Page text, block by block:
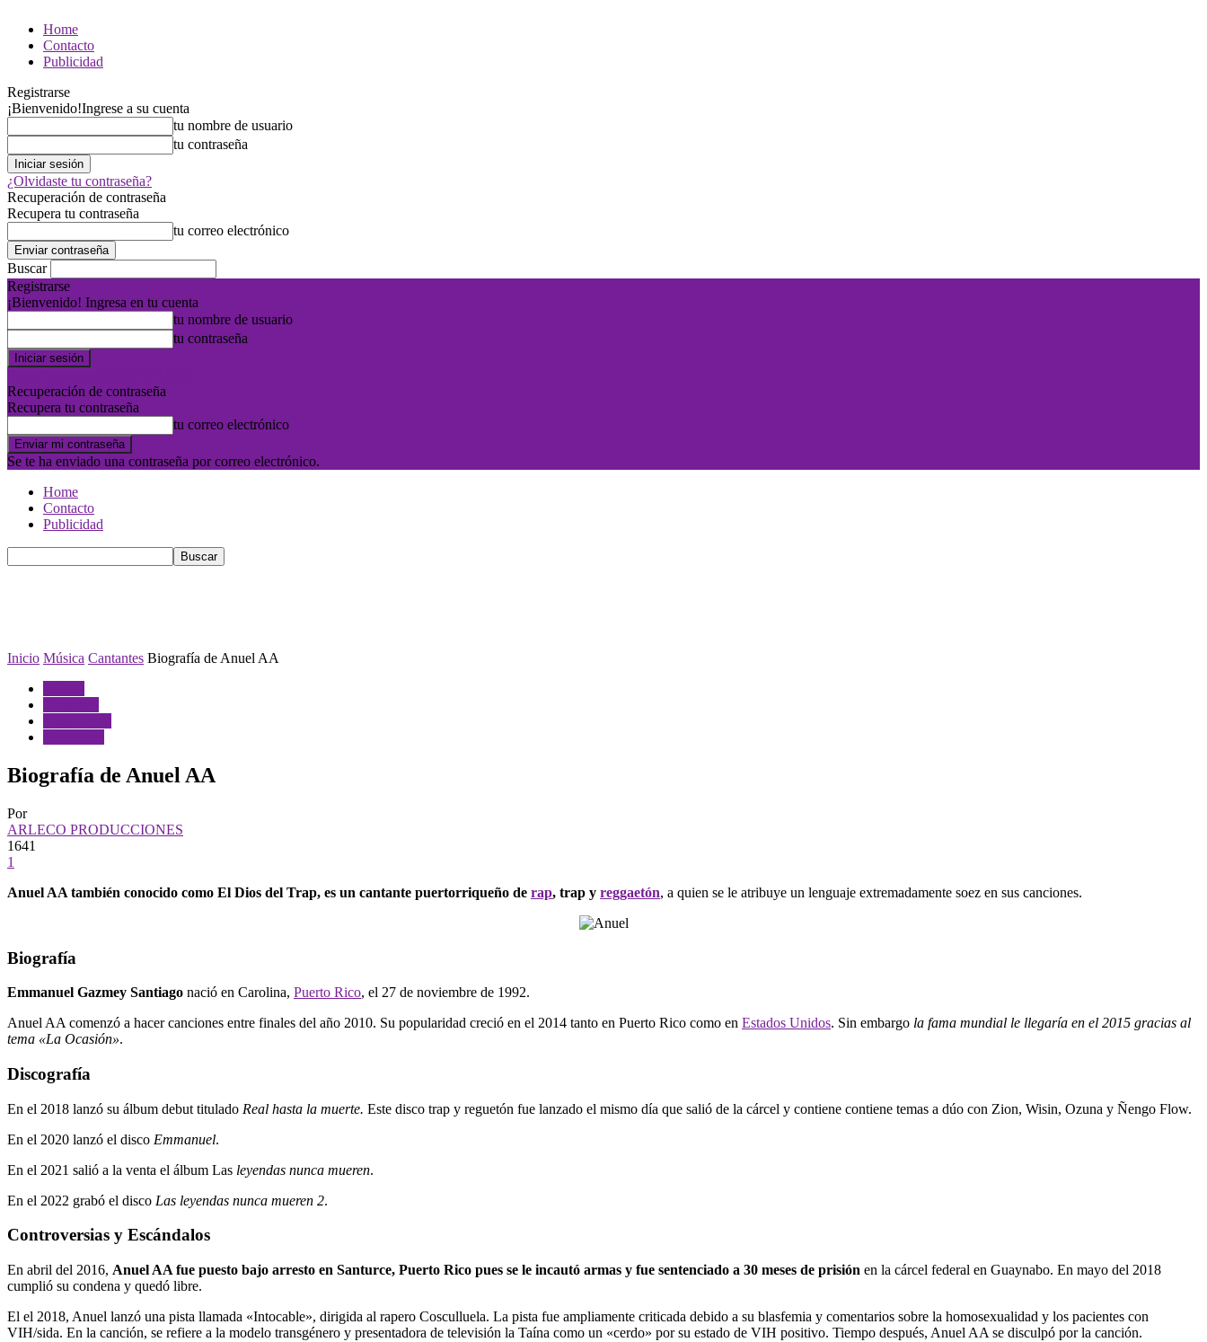
Home
Contacto
Publicidad
Registrarse
¡Bienvenido!Ingrese a su cuenta
tu nombre de usuario
tu contraseña
¿Olvidaste tu contraseña?
Recuperación de contraseña
Recupera tu contraseña
tu correo electrónico
Buscar
Registrarse
¡Bienvenido! Ingresa en tu cuenta
tu nombre de usuario
tu contraseña
Recuperación de contraseña
Recupera tu contraseña
tu correo electrónico
Se te ha enviado una contraseña por correo electrónico.
Home
Contacto
Publicidad
Inicio Música Cantantes Biografía de Anuel AA
Biografía de Anuel AA
Por
ARLECO PRODUCCIONES
1641
1
Anuel AA también conocido como El Dios del Trap, es un cantante puertorriqueño de rap, trap y reggaetón, a quien se le atribuye un lenguaje extremadamente soez en sus canciones.
Biografía
Emmanuel Gazmey Santiago nació en Carolina, Puerto Rico, el 27 de noviembre de 1992.
Anuel AA comenzó a hacer canciones entre finales del año 2010. Su popularidad creció en el 2014 tanto en Puerto Rico como en Estados Unidos. Sin embargo la fama mundial le llegaría en el 2015 gracias al
tema «La Ocasión».
Discografía
En el 2018 lanzó su álbum debut titulado Real hasta la muerte. Este disco trap y reguetón fue lanzado el mismo día que salió de la cárcel y contiene contiene temas a dúo con Zion, Wisin, Ozuna y Ñengo Flow.
En el 2020 lanzó el disco Emmanuel.
En el 2021 salió a la venta el álbum Las leyendas nunca mueren.
En el 2022 grabó el disco Las leyendas nunca mueren 2.
Controversias y Escándalos
En abril del 2016, Anuel AA fue puesto bajo arresto en Santurce, Puerto Rico pues se le incautó armas y fue sentenciado a 30 meses de prisión en la cárcel federal en Guaynabo. En mayo del 2018
cumplió su condena y quedó libre.
El el 2018, Anuel lanzó una pista llamada «Intocable», dirigida al rapero Cosculluela. La pista fue ampliamente criticada debido a su blasfemia y comentarios sobre la homosexualidad y los pacientes con
VIH/sida. En la canción, se refiere a la modelo transgénero y presentadora de televisión la Taína como un «cerdo» por su estado de VIH positivo. Tiempo después, Anuel AA se disculpó por la canción.